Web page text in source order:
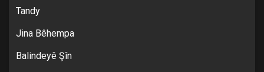
Tandy
Jina Bêhempa
Balindeyê Şîn